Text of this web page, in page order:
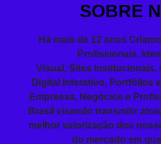
SOBRE
Há mais de 12 anos
Profissionais,
Visual , SitesInstitucionais,
Digital Interativo, Portfólios
Empresas, Negócios e
Brasil visando transmitir
melhor valorização dos
do mercado em